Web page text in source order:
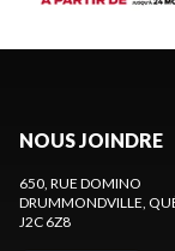
NOUS JOINDRE
650, RUE DOMINO
DRUMMONDVILLE ,
J2C 6Z8